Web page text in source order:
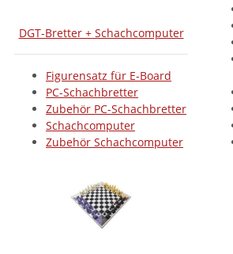
DGT-Bretter + Schachcomputer
Figurensatz für E-Board
PC-Schachbretter
Zubehör PC-Schachbretter
Schachcomputer
Zubehör Schachcomputer